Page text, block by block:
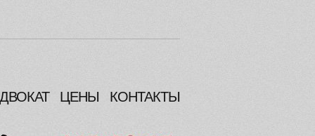
ЦЕНЫ КОНТАКТЫ